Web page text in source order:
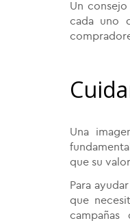
Un
cada uno
Una
que su
Para
que